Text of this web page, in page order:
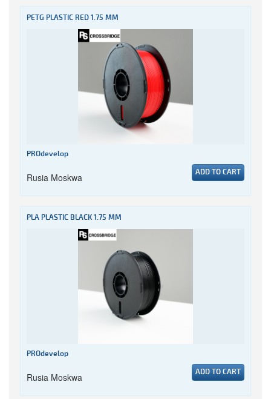
PETG PLASTIC RED 1.75 MM
PROdevelop
Rusia Moskwa ADD TO CART
PLA PLASTIC BLACK 1.75 MM
PROdevelop
Rusia Moskwa ADD TO CART